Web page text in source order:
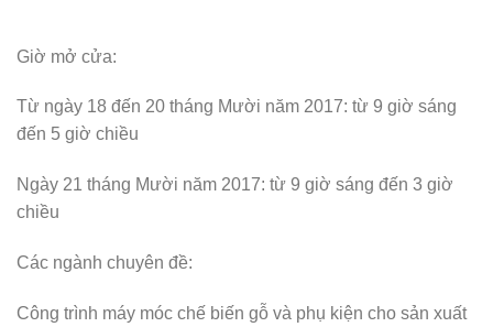
Giờ mở cửa:
Từ ngày 18 đến 20 tháng Mười năm 2017: từ 9 giờ sáng
đến 5 giờ chiều
Ngày 21 tháng Mười năm 2017: từ 9 giờ sáng đến 3 giờ
chiều
Các ngành chuyên đề:
Công trình máy móc chế biến gỗ và phụ kiện cho sản xuất